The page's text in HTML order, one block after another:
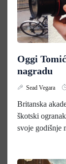
Oggi
nagradu
Sead Vegara
Britanska
škotski
svoje godišnje